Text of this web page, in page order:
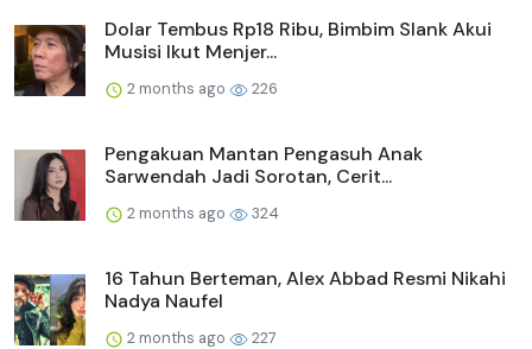
Dolar Tembus Rp18 Ribu, Bimbim Slank Akui
Musisi Ikut Menjer...
2 months ago 226
Pengakuan Mantan Pengasuh Anak
Sarwendah Jadi Sorotan, Cerit...
2 months ago 324
16 Tahun Berteman, Alex Abbad Resmi Nikahi
Nadya Naufel
2 months ago 227